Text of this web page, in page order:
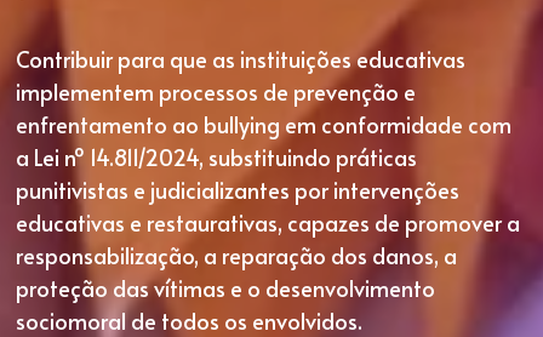
Contribuir para que as instituições educativas
implementem processos de prevenção e
enfrentamento ao bullying em conformidade com
a Lei nº 14.811/2024, substituindo práticas
punitivistas e judicializantes por intervenções
educativas e restaurativas, capazes de promover a
responsabilização, a reparação dos danos, a
proteção das vítimas e o desenvolvimento
sociomoral de todos os envolvidos.